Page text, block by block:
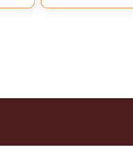
ein
I